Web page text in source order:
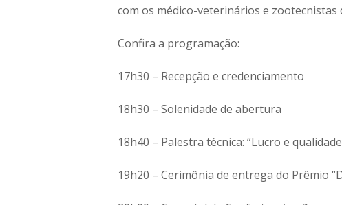
com os médico-veterinários e zootecnistas
Confira a programação:
17h30 – Recepção e credenciamento
18h30 – Solenidade de abertura
18h40 – Palestra técnica: “Lucro e
19h20 – Cerimônia de entrega do Prêmio